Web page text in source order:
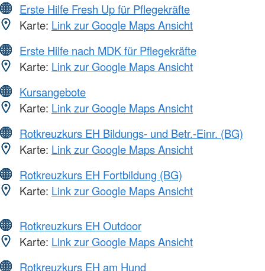
Erste Hilfe Fresh Up für Pflegekräfte
Karte: Link zur Google Maps Ansicht
Erste Hilfe nach MDK für Pflegekräfte
Karte: Link zur Google Maps Ansicht
Kursangebote
Karte: Link zur Google Maps Ansicht
Rotkreuzkurs EH Bildungs- und Betr.-Einr. (BG)
Karte: Link zur Google Maps Ansicht
Rotkreuzkurs EH Fortbildung (BG)
Karte: Link zur Google Maps Ansicht
Rotkreuzkurs EH Outdoor
Karte: Link zur Google Maps Ansicht
Rotkreuzkurs EH am Hund